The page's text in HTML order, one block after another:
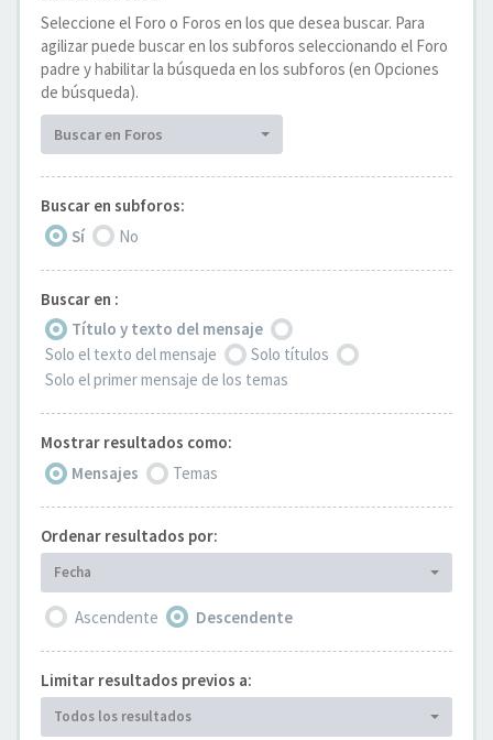
Seleccione el Foro o Foros en los que desea buscar. Para
agilizar puede buscar en los subforos seleccionando el Foro
padre y habilitar la búsqueda en los subforos (en Opciones
de búsqueda).
Buscar en Foros
Buscar en subforos:
Sí
No
Buscar en :
Título y texto del mensaje
Solo el texto del mensaje
Solo títulos
Solo el primer mensaje de los temas
Mostrar resultados como:
Mensajes
Temas
Ordenar resultados por:
Fecha
Ascendente Descendente
Limitar resultados previos a:
Todos los resultados